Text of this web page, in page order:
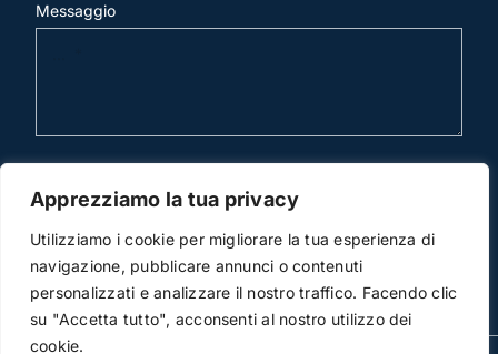
Apprezziamo la tua privacy
Utilizziamo i cookie per migliorare la tua esperienza di
navigazione, pubblicare annunci o contenuti
personalizzati e analizzare il nostro traffico. Facendo clic
su "Accetta tutto", acconsenti al nostro utilizzo dei
cookie.
Messaggio
invia mail